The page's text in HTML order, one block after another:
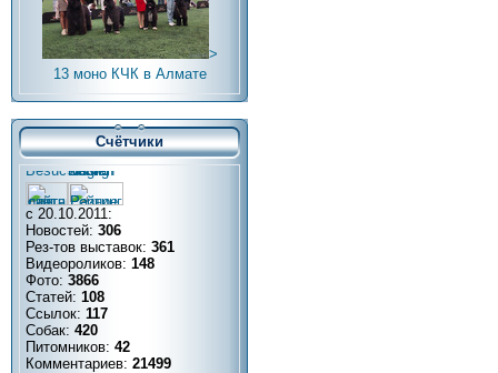
>
13 моно КЧК в Алмате
Счётчики
с 20.10.2011:
Новостей: 306
Рез-тов выставок: 361
Видеороликов: 148
Фото: 3866
Статей: 108
Ссылок: 117
Собак: 420
Питомников: 42
Комментариев: 21499